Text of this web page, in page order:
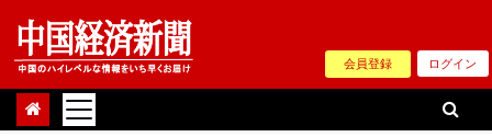
Skip
content
会員登録 ログイン